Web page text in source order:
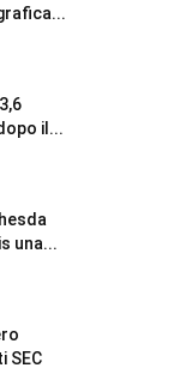
il...
una...
SEC